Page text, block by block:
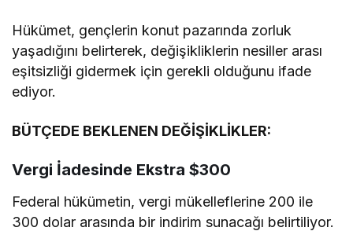
Hükümet, gençlerin konut pazarında zorluk
yaşadığını belirterek, değişikliklerin nesiller arası
eşitsizliği gidermek için gerekli olduğunu ifade
ediyor.
BÜTÇEDE BEKLENEN DEĞİŞİKLİKLER:
Vergi İadesinde Ekstra $300
Federal hükümetin, vergi mükelleflerine 200 ile
300 dolar arasında bir indirim sunacağı belirtiliyor.